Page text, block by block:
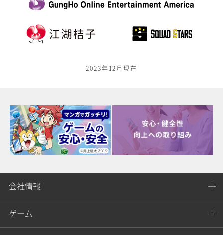
2023年12月現在
会社情報
ゲーム